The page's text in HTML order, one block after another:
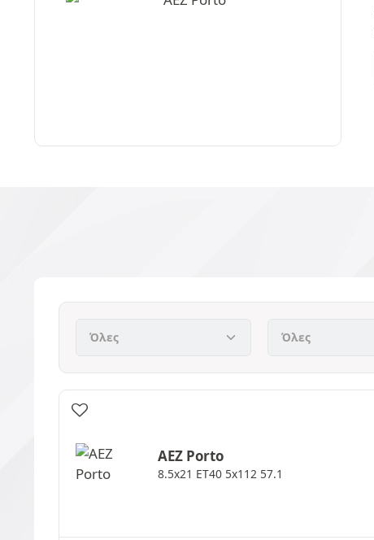
AEZ Porto
8.5x21 ET40 5x112 57.1